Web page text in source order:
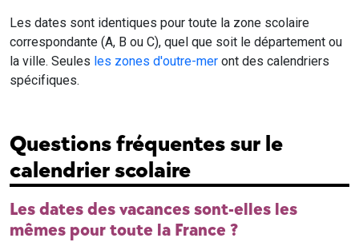
Les dates sont identiques pour toute la zone scolaire
correspondante (A, B ou C), quel que soit le département ou
la ville. Seules les zones d'outre-mer ont des calendriers
spécifiques.
Questions fréquentes sur le
calendrier scolaire
Les dates des vacances sont-elles les
mêmes pour toute la France ?